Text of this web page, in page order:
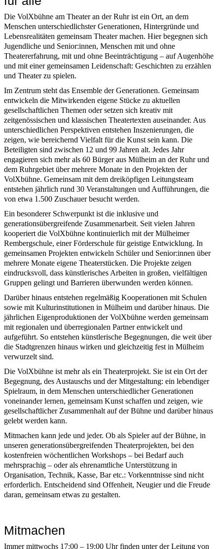
Die VolXbühne am Theater an der Ruhr ist ein Ort, an dem
Menschen unterschiedlichster Generationen, Hintergründe und
Lebensrealitäten gemeinsam Theater machen. Hier begegnen sich
Jugendliche und Senior:innen, Menschen mit und ohne
Theatererfahrung, mit und ohne Beeinträchtigung – auf Augenhöhe
und mit einer gemeinsamen Leidenschaft: Geschichten zu erzählen
und Theater zu spielen.
Im Zentrum steht das Ensemble der Generationen. Gemeinsam
entwickeln die Mitwirkenden eigene Stücke zu aktuellen
gesellschaftlichen Themen oder setzen sich kreativ mit
zeitgenössischen und klassischen Theatertexten auseinander. Aus
unterschiedlichen Perspektiven entstehen Inszenierungen, die
zeigen, wie bereichernd Vielfalt für die Kunst sein kann. Die
Beteiligten sind zwischen 12 und 99 Jahren alt. Jedes Jahr
engagieren sich mehr als 60 Bürger aus Mülheim an der Ruhr und
dem Ruhrgebiet über mehrere Monate in den Projekten der
VolXbühne. Gemeinsam mit dem dreiköpfigen Leitungsteam
entstehen jährlich rund 30 Veranstaltungen und Aufführungen, die
von etwa 1.500 Zuschauer besucht werden.
Ein besonderer Schwerpunkt ist die inklusive und
generationsübergreifende Zusammenarbeit. Seit vielen Jahren
kooperiert die VolXbühne kontinuierlich mit der Mülheimer
Rembergschule, einer Förderschule für geistige Entwicklung. In
gemeinsamen Projekten entwickeln Schüler und Senior:innen über
mehrere Monate eigene Theaterstücken. Die Projekte zeigen
eindrucksvoll, dass künstlerisches Arbeiten in großen, vielfältigen
Gruppen gelingt und Barrieren überwunden werden können.
Darüber hinaus entstehen regelmäßig Kooperationen mit Schulen
sowie mit Kulturinstitutionen in Mülheim und darüber hinaus. Die
jährlichen Eigenproduktionen der VolXbühne werden gemeinsam
mit regionalen und überregionalen Partner entwickelt und
aufgeführt. So entstehen künstlerische Begegnungen, die weit über
die Stadtgrenzen hinaus wirken und gleichzeitig fest in Mülheim
verwurzelt sind.
Die VolXbühne ist mehr als ein Theaterprojekt. Sie ist ein Ort der
Begegnung, des Austauschs und der Mitgestaltung: ein lebendiger
Spielraum, in dem Menschen unterschiedlicher Generationen
voneinander lernen, gemeinsam Kunst schaffen und zeigen, wie
gesellschaftlicher Zusammenhalt auf der Bühne und darüber hinaus
gelebt werden kann.
Mitmachen kann jede und jeder. Ob als Spieler auf der Bühne, in
unseren generationsübergreifenden Theaterprojekten, bei den
kostenfreien wöchentlichen Workshops – bei Bedarf auch
mehrsprachig – oder als ehrenamtliche Unterstützung in
Organisation, Technik, Kasse, Bar etc.: Vorkenntnisse sind nicht
erforderlich. Entscheidend sind Offenheit, Neugier und die Freude
daran, gemeinsam etwas zu gestalten.
Mitmachen
Immer mittwochs 17:00 – 19:00 Uhr finden unter der Leitung von